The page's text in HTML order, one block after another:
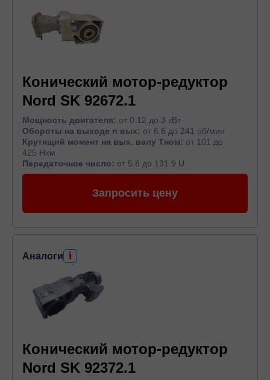
Конический мотор-редуктор
Nord SK 92672.1
Мощность двигателя: от 0.12 до 3 кВт
Обороты на выходе n вых: от 6.6 до 241 об/мин
Крутящий момент на вых. валу Тном: от 101 до
425 Нхм
Передаточное число: от 5.8 до 131.9 U
Запросить цену
Аналоги i
Конический мотор-редуктор
Nord SK 92372.1